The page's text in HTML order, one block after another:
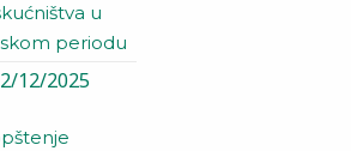
u
periodu
12/2025